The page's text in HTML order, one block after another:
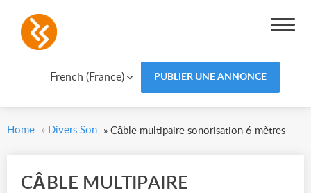
French (France) PUBLIER UNE ANNONCE
Home » Divers Son » Câble multipaire sonorisation 6 mètres
CÂBLE MULTIPAIRE